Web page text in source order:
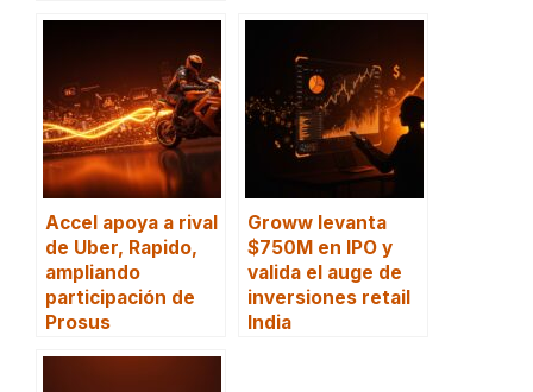
Accel apoya a rival
de Uber, Rapido,
ampliando
participación de
Prosus
Groww levanta
$750M en IPO y
valida el auge de
inversiones retail
India